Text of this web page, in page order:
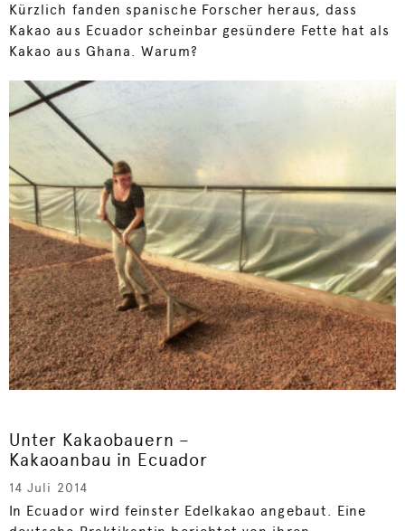
Kürzlich fanden spanische Forscher heraus, dass
Kakao aus Ecuador scheinbar gesündere Fette hat als
Kakao aus Ghana. Warum?
Unter Kakaobauern –
Kakaoanbau in Ecuador
14 Juli 2014
In Ecuador wird feinster Edelkakao angebaut. Eine